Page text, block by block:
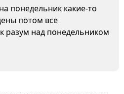
понедельник какие-то
потом все
разум над понедельником